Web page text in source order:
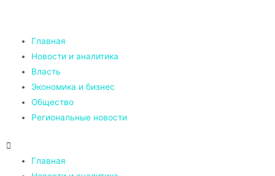
Главная
Новости и аналитика
Власть
Экономика и бизнес
Общество
Региональные новости
Главная